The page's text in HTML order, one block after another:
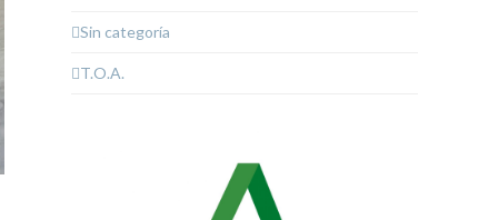
Sin categoría
T.O.A.